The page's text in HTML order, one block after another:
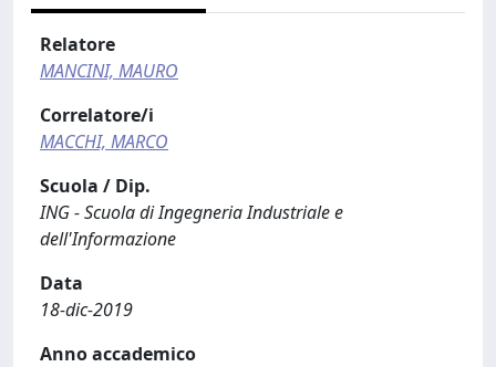
Relatore
MANCINI, MAURO
Correlatore/i
MACCHI, MARCO
Scuola / Dip.
ING - Scuola di Ingegneria Industriale e
dell'Informazione
Data
18-dic-2019
Anno accademico